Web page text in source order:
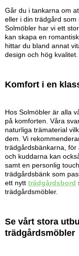
Går du i tankarna om
eller i din trädgård
Solmöbler har vi ett
kan skapa en
hittar du bland annat
design och hög kvalitet.
Komfort i en
Hos Solmöbler är alla
på komforten. Våra
naturliga trämaterial
dem. Vi
trädgårdsbänkarna, för
och kuddarna kan
samt en personlig
trädgårdsbänk som
ett nytt trädgårdsbord
trädgårdsmöbler.
Se vårt stora
trädgårdsmöbler